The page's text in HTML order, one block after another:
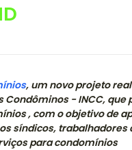
, um novo projeto
Condôminos - INCC, que
, com o objetivo de
síndicos, trabalhadores
para condomínios